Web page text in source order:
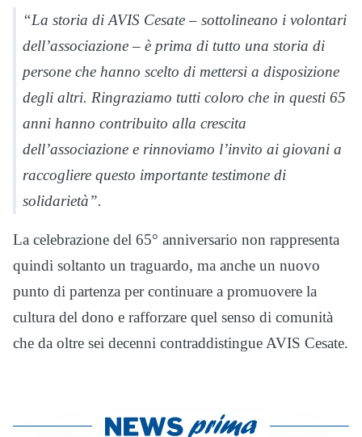
“La storia di AVIS Cesate – sottolineano i volontari
dell’associazione – è prima di tutto una storia di
persone che hanno scelto di mettersi a disposizione
degli altri. Ringraziamo tutti coloro che in questi 65
anni hanno contribuito alla crescita
dell’associazione e rinnoviamo l’invito ai giovani a
raccogliere questo importante testimone di
solidarietà”.
La celebrazione del 65° anniversario non rappresenta
quindi soltanto un traguardo, ma anche un nuovo
punto di partenza per continuare a promuovere la
cultura del dono e rafforzare quel senso di comunità
che da oltre sei decenni contraddistingue AVIS Cesate.